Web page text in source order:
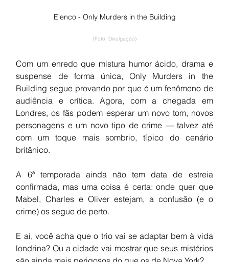
Elenco - Only Murders in the Building
(Foto: Divulgação)
Com um enredo que mistura humor ácido, drama e
suspense de forma única, Only Murders in the
Building segue provando por que é um fenômeno de
audiência e crítica. Agora, com a chegada em
Londres, os fãs podem esperar um novo tom, novos
personagens e um novo tipo de crime — talvez até
com um toque mais sombrio, típico do cenário
britânico.
A 6ª temporada ainda não tem data de estreia
confirmada, mas uma coisa é certa: onde quer que
Mabel, Charles e Oliver estejam, a confusão (e o
crime) os segue de perto.
E aí, você acha que o trio vai se adaptar bem à vida
londrina? Ou a cidade vai mostrar que seus mistérios